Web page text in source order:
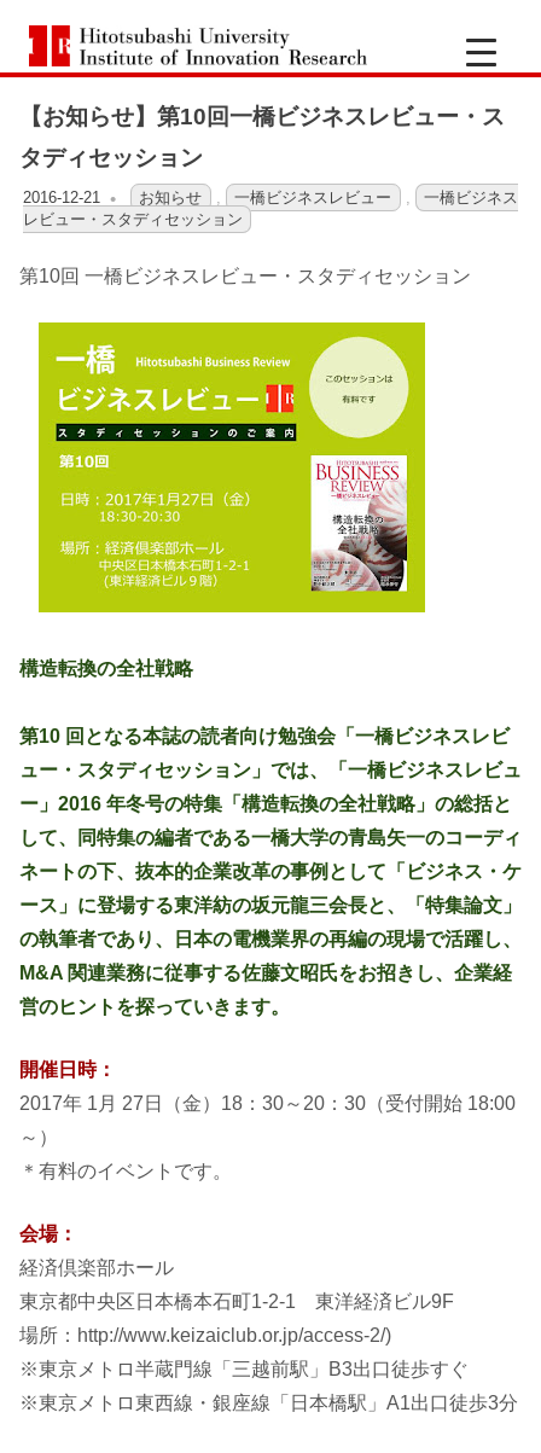
テ
橋
学
イ
ノ
ベ
ー
シ
ョ
ン
究
セ
ン
タ
ー
Hitotsubashi
Institute
of
Research
【お知らせ】第10回一橋ビジネスレビュー・ス
タディセッション
2016-12-21 OFO2_TESTIIR
お知らせ 一橋ビジネスレビュー
一橋ビジネス
レビュー・スタディセッション
第10回 一橋ビジネスレビュー・スタディセッション
構造転換の全社戦略
第10 回となる本誌の読者向け勉強会「一橋ビジネスレビ
ュー・スタディセッション」では、「一橋ビジネスレビュ
ー」2016 年冬号の特集「構造転換の全社戦略」の総括と
して、同特集の編者である一橋大学の青島矢一のコーディ
ネートの下、抜本的企業改革の事例として「ビジネス・ケ
ース」に登場する東洋紡の坂元龍三会長と、「特集論文」
の執筆者であり、日本の電機業界の再編の現場で活躍し、
M&A 関連業務に従事する佐藤文昭氏をお招きし、企業経
営のヒントを探っていきます。
開催日時：
2017年 1月 27日（金）18：30～20：30（受付開始 18:00
～）
＊有料のイベントです。
会場：
経済倶楽部ホール
東京都中央区日本橋本石町1-2-1 東洋経済ビル9F
場所：http://www.keizaiclub.or.jp/access-2/)
※東京メトロ半蔵門線「三越前駅」B3出口徒歩すぐ
※東京メトロ東西線・銀座線「日本橋駅」A1出口徒歩3分